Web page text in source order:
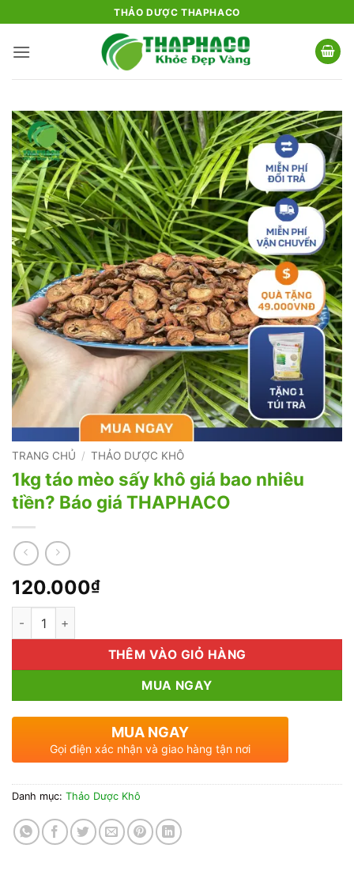
qua
nội
THẢO DƯỢC THAPHACO
TRANG CHỦ / THẢO DƯỢC KHÔ
1kg táo mèo sấy khô giá bao nhiêu
tiền? Báo giá THAPHACO
120.000₫
1kg táo mèo sấy khô giá bao nhiêu tiền? Báo giá THAPHACO
THÊM VÀO GIỎ HÀNG
MUA NGAY
MUA NGAY
Gọi điện xác nhận và giao hàng tận nơi
Danh mục: Thảo Dược Khô